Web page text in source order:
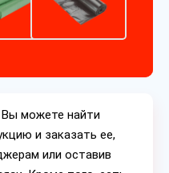
Вы можете найти
и заказать ее,
или оставив